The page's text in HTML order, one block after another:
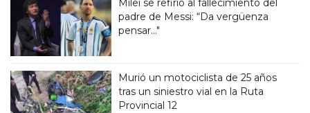
Milei se refirió al fallecimiento del
padre de Messi: “Da vergüenza
pensar..."
Murió un motociclista de 25 años
tras un siniestro vial en la Ruta
Provincial 12